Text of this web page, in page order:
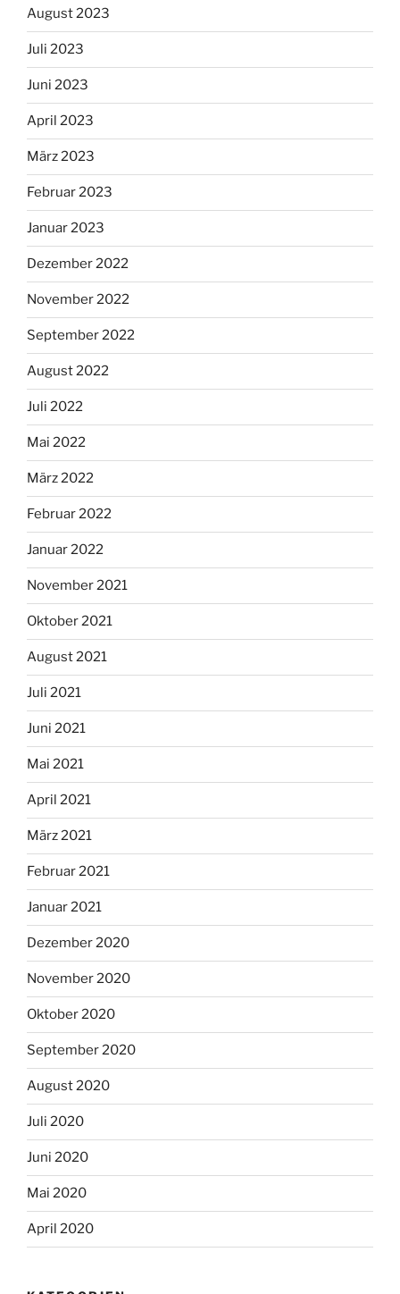
August 2023
Juli 2023
Juni 2023
April 2023
März 2023
Februar 2023
Januar 2023
Dezember 2022
November 2022
September 2022
August 2022
Juli 2022
Mai 2022
März 2022
Februar 2022
Januar 2022
November 2021
Oktober 2021
August 2021
Juli 2021
Juni 2021
Mai 2021
April 2021
März 2021
Februar 2021
Januar 2021
Dezember 2020
November 2020
Oktober 2020
September 2020
August 2020
Juli 2020
Juni 2020
Mai 2020
April 2020